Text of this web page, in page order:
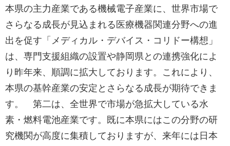
本県の主力産業である機械電子産業に、世界市場で
さらなる成長が見込まれる医療機器関連分野への進
出を促す「メディカル・デバイス・コリドー構想」
は、専門支援組織の設置や静岡県との連携強化によ
り昨年来、順調に拡大しております。これにより、
本県の基幹産業の安定とさらなる成長が期待できま
す。 第二は、全世界で市場が急拡大している水
素・燃料電池産業です。既に本県にはこの分野の研
究機関が高度に集積しておりますが、来年には日本